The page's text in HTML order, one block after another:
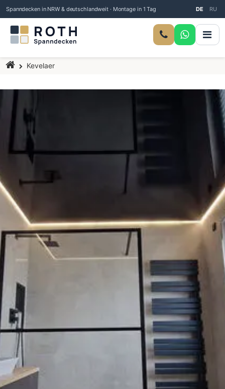
Spanndecken in NRW & deutschlandweit · Montage in 1 Tag DE RU
Startseite
Kevelaer